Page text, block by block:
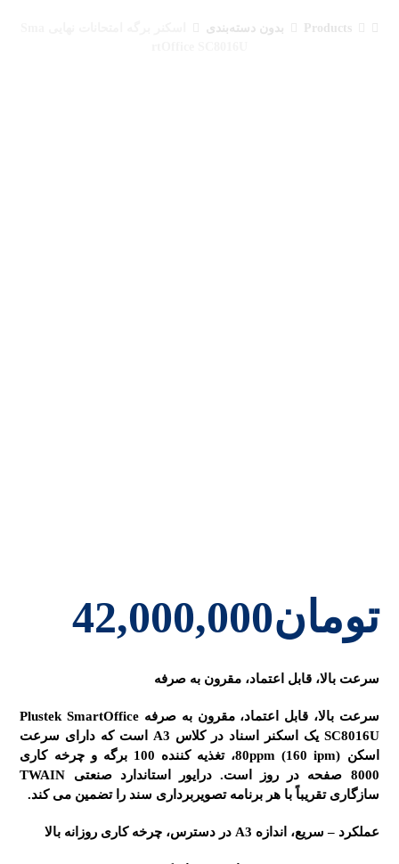
Products بدون دسته‌بندی
تومان42,000,000
سرعت بالا، قابل اعتماد، مقرون به صرفه
سرعت بالا، قابل اعتماد، مقرون به صرفه Plustek SmartOffice
SC8016U یک اسکنر اسناد در کلاس A3 است که دارای سرعت
اسکن 80ppm (160 ipm)، تغذیه کننده 100 برگه و چرخه کاری
8000 صفحه در روز است. درایور استاندارد صنعتی TWAIN
سازگاری تقریباً با هر برنامه تصویربرداری سند را تضمین می کند.
عملکرد – سریع، اندازه A3 در دسترس، چرخه کاری روزانه بالا